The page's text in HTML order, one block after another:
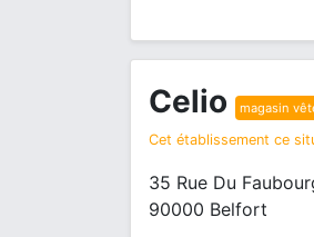
Celio magasin
Cet établissement ce
35 Rue Du
90000 Belfort